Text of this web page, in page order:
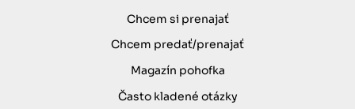
Chcem si prenajať
Chcem predať/prenajať
Magazín pohofka
Často kladené otázky